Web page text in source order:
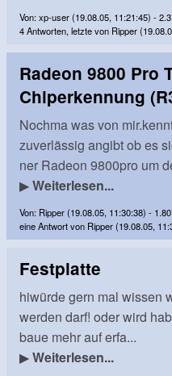
Von: xp-user (19.08.05, 11:21:45) -
4 Antworten, letzte von Ripper
Radeon 9800 Pro
Chiperkennung
Nochma was von
zuverlässig angibt ob es
ner Radeon 9800pro um
▶Weiterlesen...
Von: Ripper (19.08.05, 11:30:38) -
eine Antwort von Ripper (19.08.05,
Festplatte
hiwürde gern mal wissen
werden darf! oder wird
baue mehr auf erfa...
▶Weiterlesen...